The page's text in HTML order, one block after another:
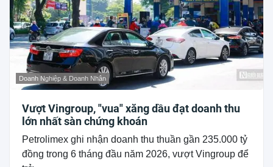
Doanh Nghiệp & Doanh Nhân
Vượt Vingroup, "vua" xăng dầu đạt doanh thu
lớn nhất sàn chứng khoán
Petrolimex ghi nhận doanh thu thuần gần 235.000 tỷ
đồng trong 6 tháng đầu năm 2026, vượt Vingroup để